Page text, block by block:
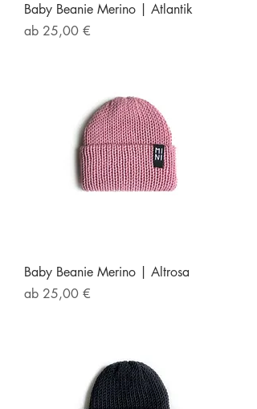
Baby Beanie Merino | Atlantik
ab 25,00 €
Sale-Preis
Baby Beanie Merino | Altrosa
ab 25,00 €
Sale-Preis